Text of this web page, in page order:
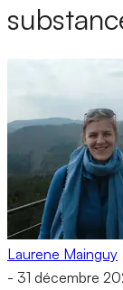
Laurene Mainguy
- 31 décembre